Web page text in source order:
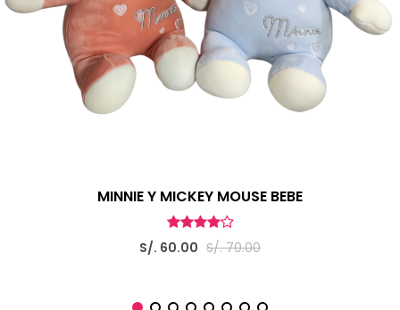
MINNIE Y MICKEY MOUSE BEBE
S/. 60.00 S/. 70.00